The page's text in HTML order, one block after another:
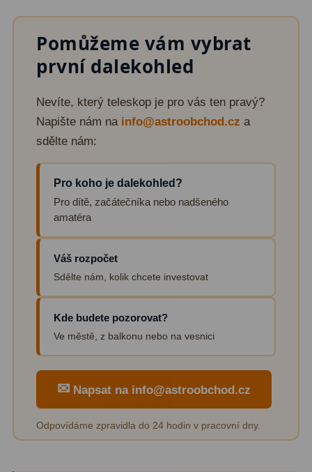
Stativy a pilíře
Motory a pohony
Upínací prvky13
Ostatní27
Zrcátka a hranoly60
Diagonální zrcátka
Diagonální hranoly7
11
Amici hranoly 90°7
Pozorovací dalekohledy56
Kompaktní 11
Pomůžeme vám vybrat
první dalekohled
Nevíte, který teleskop je pro vás ten pravý?
Napište nám na info@astroobchod.cz a
sdělte nám:
Pro koho je dalekohled?
Pro dítě, začátečníka nebo nadšeného
amatéra
Váš rozpočet
Sdělte nám, kolik chcete investovat
Kde budete pozorovat?
Ve městě, z balkonu nebo na vesnici
✉ Napsat na info@astroobchod.cz
Odpovídáme zpravidla do 24 hodin v pracovní dny.